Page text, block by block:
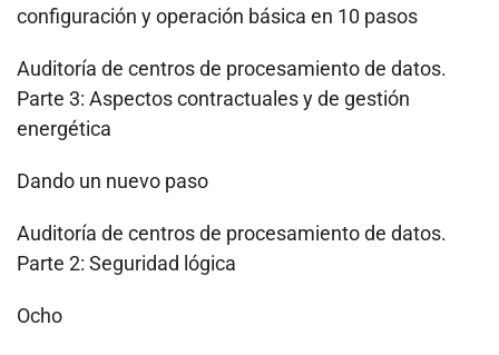
configuración y operación básica en 10 pasos
Auditoría de centros de procesamiento de datos.
Parte 3: Aspectos contractuales y de gestión
energética
Dando un nuevo paso
Auditoría de centros de procesamiento de datos.
Parte 2: Seguridad lógica
Ocho